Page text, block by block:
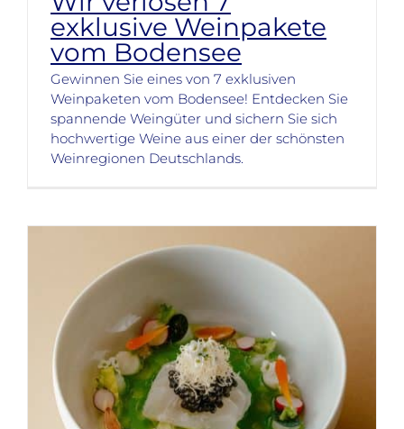
exklusive Weinpakete
vom Bodensee
Gewinnen Sie eines von 7 exklusiven
Weinpaketen vom Bodensee! Entdecken Sie
spannende Weingüter und sichern Sie sich
hochwertige Weine aus einer der schönsten
Weinregionen Deutschlands.